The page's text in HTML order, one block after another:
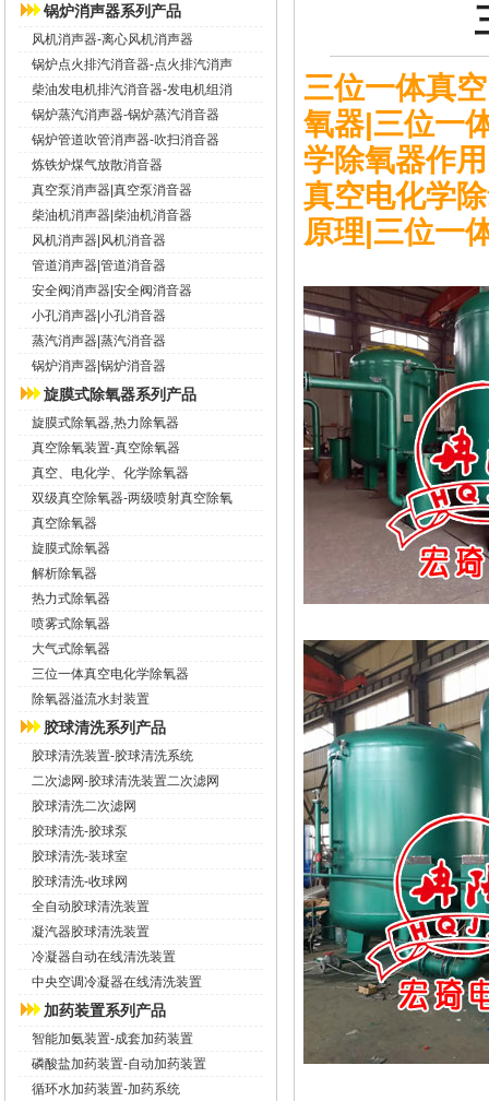
锅炉消声器系列产品
风机消声器-离心风机消声器
锅炉点火排汽消音器-点火排汽消声
柴油发电机排汽消音器-发电机组消
锅炉蒸汽消声器-锅炉蒸汽消音器
锅炉管道吹管消声器-吹扫消音器
炼铁炉煤气放散消音器
真空泵消声器|真空泵消音器
柴油机消声器|柴油机消音器
风机消声器|风机消音器
管道消声器|管道消音器
安全阀消声器|安全阀消音器
小孔消声器|小孔消音器
蒸汽消声器|蒸汽消音器
锅炉消声器|锅炉消音器
旋膜式除氧器系列产品
旋膜式除氧器,热力除氧器
真空除氧装置-真空除氧器
真空、电化学、化学除氧器
双级真空除氧器-两级喷射真空除氧
真空除氧器
旋膜式除氧器
解析除氧器
热力式除氧器
喷雾式除氧器
大气式除氧器
三位一体真空电化学除氧器
除氧器溢流水封装置
胶球清洗系列产品
胶球清洗装置-胶球清洗系统
二次滤网-胶球清洗装置二次滤网
胶球清洗二次滤网
胶球清洗-胶球泵
胶球清洗-装球室
胶球清洗-收球网
全自动胶球清洗装置
凝汽器胶球清洗装置
冷凝器自动在线清洗装置
中央空调冷凝器在线清洗装置
加药装置系列产品
智能加氨装置-成套加药装置
磷酸盐加药装置-自动加药装置
循环水加药装置-加药系统
三位一体真
氧器|三位一
学除氧器作
真空电化学
原理|三位一